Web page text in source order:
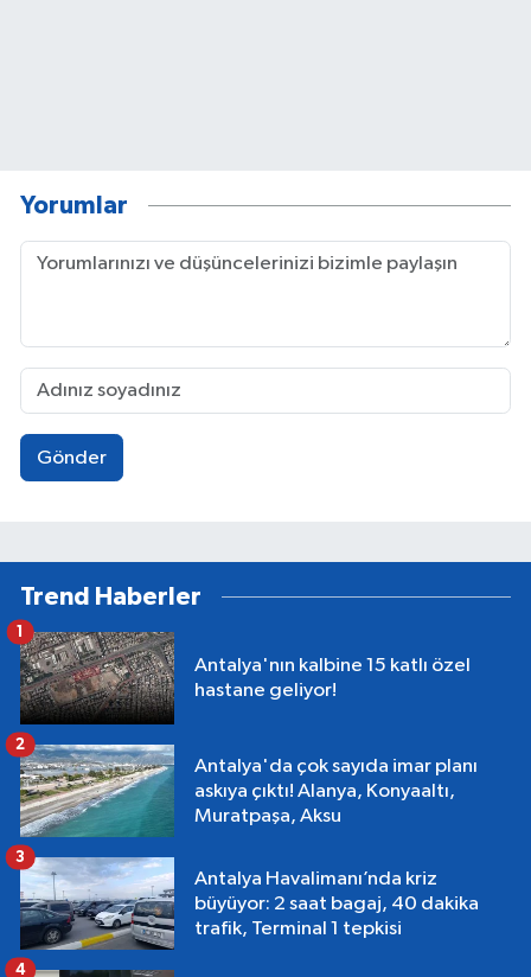
Yorumlar
Gönder
Trend Haberler
Antalya'nın kalbine 15 katlı özel
hastane geliyor!
1
Antalya'da çok sayıda imar planı
askıya çıktı! Alanya, Konyaaltı,
Muratpaşa, Aksu
2
Antalya Havalimanı’nda kriz
büyüyor: 2 saat bagaj, 40 dakika
trafik, Terminal 1 tepkisi
3
4